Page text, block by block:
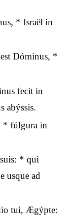
* Israël in
Dóminus, *
fecit in
abýssis.
* fúlgura in
* qui
usque ad
tui, Ægýpte: